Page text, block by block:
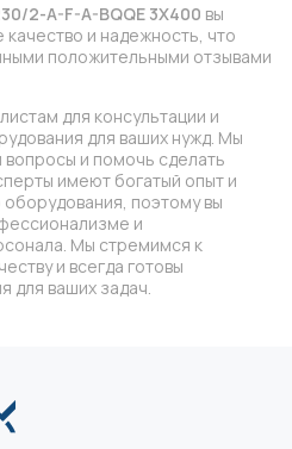
2-A-F-A-BQQE 3X400 вы
и надежность, что
положительными отзывами
для консультации и
для ваших нужд. Мы
вопросы и помочь сделать
имеют богатый опыт и
поэтому вы
и
Мы стремимся к
и всегда готовы
для ваших задач.